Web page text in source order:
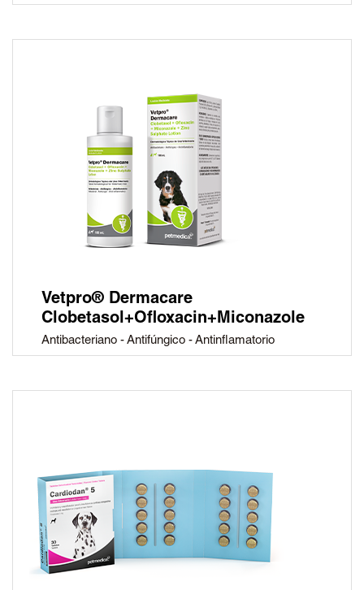
Vetpro® Dermacare
Clobetasol+Ofloxacin+Miconazole
Antibacteriano - Antifúngico - Antinflamatorio